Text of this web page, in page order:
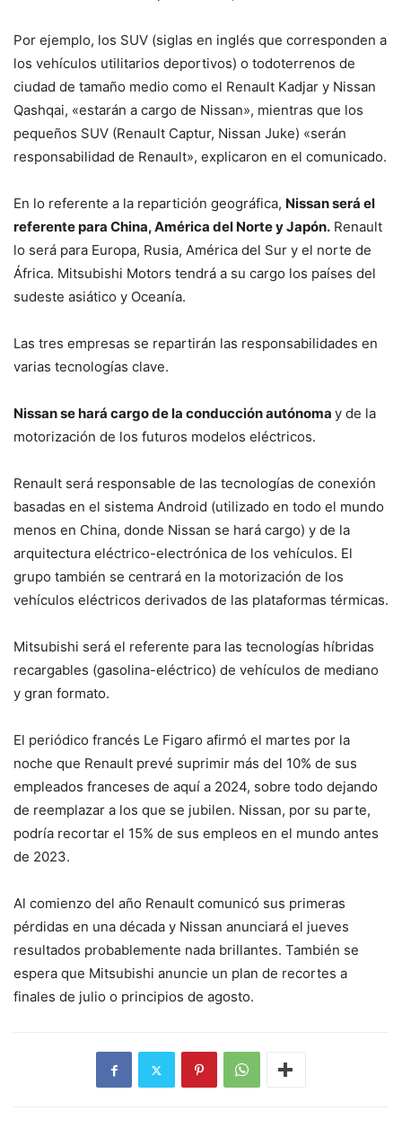
Por ejemplo, los SUV (siglas en inglés que corresponden a
los vehículos utilitarios deportivos) o todoterrenos de
ciudad de tamaño medio como el Renault Kadjar y Nissan
Qashqai, «estarán a cargo de Nissan», mientras que los
pequeños SUV (Renault Captur, Nissan Juke) «serán
responsabilidad de Renault», explicaron en el comunicado.
En lo referente a la repartición geográfica, Nissan será el
referente para China, América del Norte y Japón. Renault
lo será para Europa, Rusia, América del Sur y el norte de
África. Mitsubishi Motors tendrá a su cargo los países del
sudeste asiático y Oceanía.
Las tres empresas se repartirán las responsabilidades en
varias tecnologías clave.
Nissan se hará cargo de la conducción autónoma y de la
motorización de los futuros modelos eléctricos.
Renault será responsable de las tecnologías de conexión
basadas en el sistema Android (utilizado en todo el mundo
menos en China, donde Nissan se hará cargo) y de la
arquitectura eléctrico-electrónica de los vehículos. El
grupo también se centrará en la motorización de los
vehículos eléctricos derivados de las plataformas térmicas.
Mitsubishi será el referente para las tecnologías híbridas
recargables (gasolina-eléctrico) de vehículos de mediano
y gran formato.
El periódico francés Le Figaro afirmó el martes por la
noche que Renault prevé suprimir más del 10% de sus
empleados franceses de aquí a 2024, sobre todo dejando
de reemplazar a los que se jubilen. Nissan, por su parte,
podría recortar el 15% de sus empleos en el mundo antes
de 2023.
Al comienzo del año Renault comunicó sus primeras
pérdidas en una década y Nissan anunciará el jueves
resultados probablemente nada brillantes. También se
espera que Mitsubishi anuncie un plan de recortes a
finales de julio o principios de agosto.